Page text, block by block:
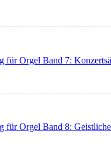
für Orgel Band 7:
für Orgel Band 8: